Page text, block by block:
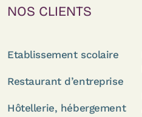
NOS CLIENTS
Etablissement scolaire
Restaurant d’entreprise
Hôtellerie, hébergement